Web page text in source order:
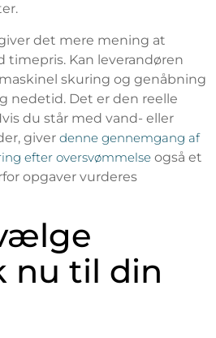
det mere mening at
timepris. Kan leverandøren
skuring og genåbning
nedetid. Det er den reelle
du står med vand- eller
giver denne gennemgang af
efter oversvømmelse også et
opgaver vurderes
nu til din